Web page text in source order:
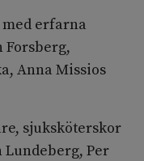
erfarna
Forsberg,
Anna Missios
sjuksköterskor
Per